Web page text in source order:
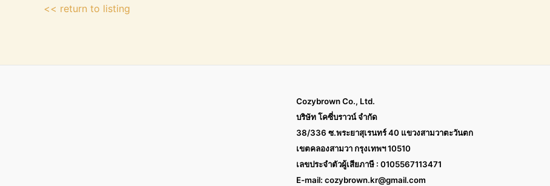
<< return to listing
Cozybrown Co., Ltd.
บริษัท โคซี่บราวน์ จำกัด
38/336 ซ.พระยาสุเรนทร์ 40 แขวงสามวาตะวันตก
เขตคลองสามวา กรุงเทพฯ 10510
เลขประจำตัวผู้เสียภาษี : 0105567113471
E-mail: cozybrown.kr@gmail.com